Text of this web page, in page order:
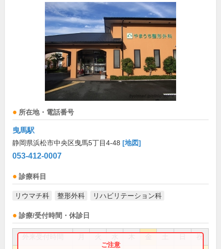
所在地・電話番号
曳馬駅
静岡県浜松市中央区曳馬5丁目4-48 [地図]
053-412-0007
診療科目
リウマチ科 整形外科 リハビリテーション科
診療/受付時間・休診日
祝